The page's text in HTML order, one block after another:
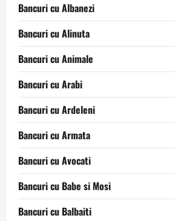
Bancuri cu Albanezi
Bancuri cu Alinuta
Bancuri cu Animale
Bancuri cu Arabi
Bancuri cu Ardeleni
Bancuri cu Armata
Bancuri cu Avocati
Bancuri cu Babe si Mosi
Bancuri cu Balbaiti